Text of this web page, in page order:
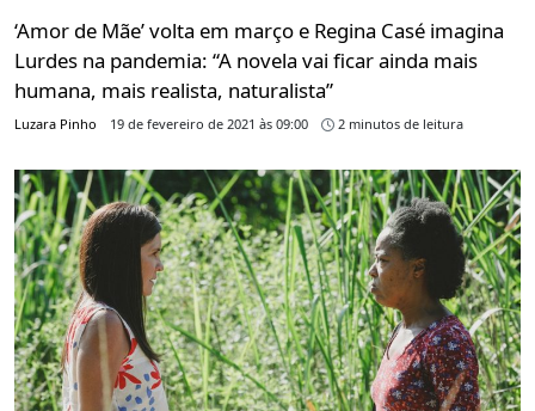
‘Amor de Mãe’ volta em março e Regina Casé imagina
Lurdes na pandemia: “A novela vai ficar ainda mais
humana, mais realista, naturalista”
Luzara Pinho 19 de fevereiro de 2021 às 09:00 2 minutos de leitura